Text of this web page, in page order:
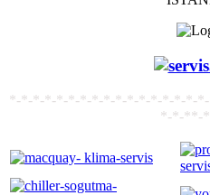
*-*-*-*-*-*-*-*-*-*-*-*-*-*-*-*-
*-*-**-